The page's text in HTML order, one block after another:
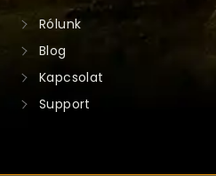
Rólunk
Blog
Kapcsolat
Support